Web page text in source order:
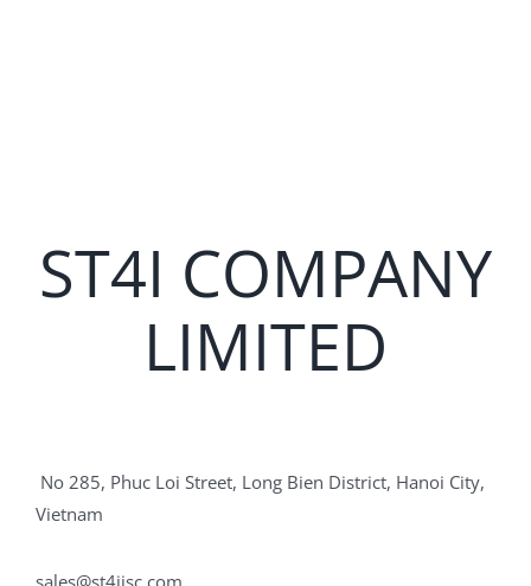
ST4I COMPANY
LIMITED
No 285, Phuc Loi Street, Long Bien District, Hanoi City,
Vietnam